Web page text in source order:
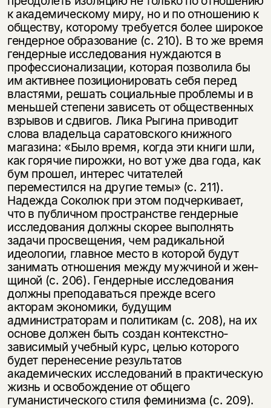
к академическому миру, но и по отношению к
обществу, которому требуется более широкое
гендерное образование (с. 210). В то же время
гендерные исследования нуж­даются в
профессионализации, которая позволила бы
им активнее позицио­нировать себя перед
властями, решать социальные проблемы и в
меньшей степени зависеть от общественных
взрывов и сдвигов. Лика Рыгина приводит
слова владельца саратовского книжного
магазина: «Было время, когда эти книги шли,
как горячие пирожки, но вот уже два года, как
бум прошел, инте­рес читателей
переместился на другие темы» (с. 211).
Надежда Соколюк при этом подчеркивает,
что в публичном пространстве гендерные
исследования должны скорее выполнять
задачи просвещения, чем радикальной
идеологии, главное место в которой будут
занимать отношения между мужчиной и жен­
щиной (с. 206). Гендерные исследования
должны преподаваться прежде всего
акторам экономики, будущим
администраторам и политикам (с. 208), на их
основе должен быть создан контекстно-
зависимый учебный курс, целью ко­торого
будет перенесение результатов
академических исследований в прак­тическую
жизнь и освобождение от общего
гуманистического стиля феми­низма (с. 209).